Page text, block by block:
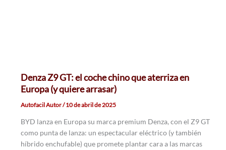
Denza Z9 GT: el coche chino que aterriza en
Europa (y quiere arrasar)
Autofacil Autor/10 de abril de 2025
BYD lanza en Europa su marca premium Denza, con el Z9 GT
como punta de lanza: un espectacular eléctrico (y también
híbrido enchufable) que promete plantar cara a las marcas